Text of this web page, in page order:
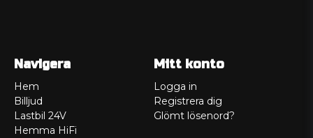
Navigera
Hem
Billjud
Lastbil 24V
Hemma HiFi
Mitt konto
Logga in
Registrera dig
Glömt lösenord?